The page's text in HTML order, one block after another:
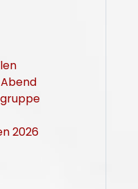
2026